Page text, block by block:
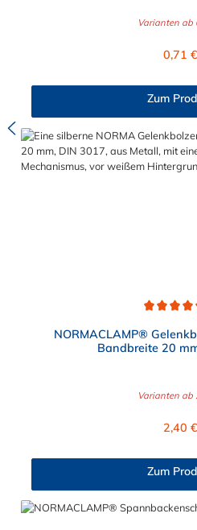
Varianten ab
0,71 €
Zum
NORMACLAMP®
Bandbreite 20
Varianten ab
2,40 €
Zum